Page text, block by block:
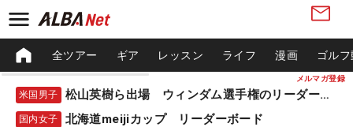
メルマガ登録
全ツアー ギア レッスン ライフ 漫画 ゴル
米国男子 松山英樹ら出場 ウィンダム選手権のリーダーボード
国内女子 北海道meijiカップ リーダーボード